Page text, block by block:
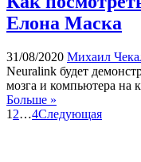
Елона Маска
31/08/2020 Михаил
Neuralink будет
мозга и компьютера на
Больше »
1 2…4Следующая